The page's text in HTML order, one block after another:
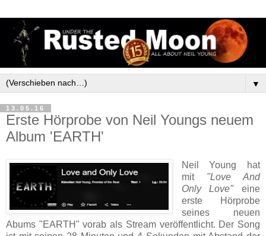
▼
13.05.16
Erste Hörprobe von Neil Youngs neuem
Album 'EARTH'
Neil Young hat
mit "Love And
Only Love" eine
erste Hörprobe
seines neuen
Abums "EARTH" vorab als Stream veröffentlicht. Der Song